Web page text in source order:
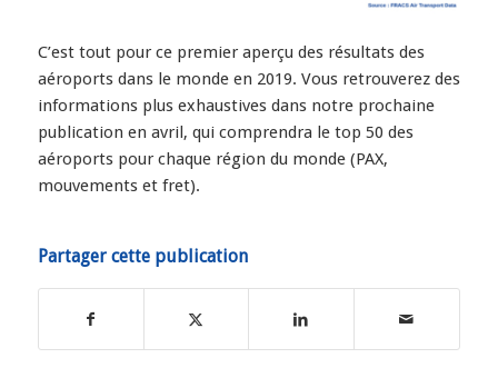
C’est tout pour ce premier aperçu des résultats des
aéroports dans le monde en 2019. Vous retrouverez des
informations plus exhaustives dans notre prochaine
publication en avril, qui comprendra le top 50 des
aéroports pour chaque région du monde (PAX,
mouvements et fret).
Partager cette publication